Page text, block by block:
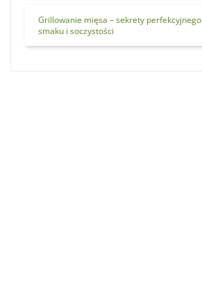
Grillowanie mięsa – sekrety perfekcyjnego
smaku i soczystości